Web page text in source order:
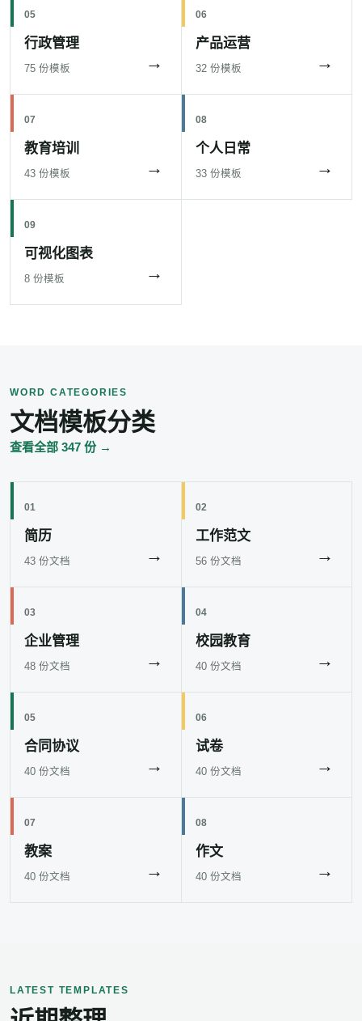
05
行政管理
75 份模板 →
06
产品运营
32 份模板 →
07
教育培训
43 份模板 →
08
个人日常
33 份模板 →
09
可视化图表
8 份模板 →
WORD CATEGORIES
文档模板分类
查看全部 347 份 →
01
简历
43 份文档 →
02
工作范文
56 份文档 →
03
企业管理
48 份文档 →
04
校园教育
40 份文档 →
05
合同协议
40 份文档 →
06
试卷
40 份文档 →
07
教案
40 份文档 →
08
作文
40 份文档 →
LATEST TEMPLATES